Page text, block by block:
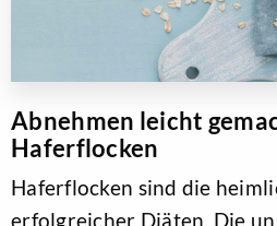
Abnehmen leicht
Haferflocken
Haferflocken sind die
erfolgreicher Diäten. Die